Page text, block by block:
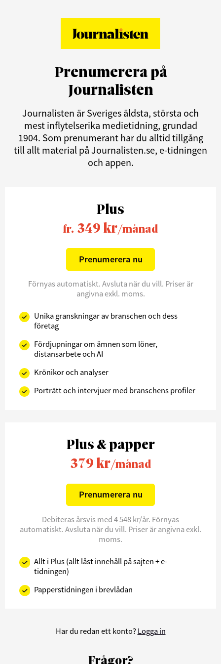
Prenumerera på
Journalisten
Journalisten är Sveriges äldsta, största och
mest inflytelserika medietidning, grundad
1904. Som prenumerant har du alltid tillgång
till allt material på Journalisten.se, e-tidningen
och appen.
Plus
fr. 349 kr/månad
Prenumerera nu
Förnyas automatiskt. Avsluta när du vill. Priser är
angivna exkl. moms.
Unika granskningar av branschen och dess
företag
Fördjupningar om ämnen som löner,
distansarbete och AI
Krönikor och analyser
Porträtt och intervjuer med branschens profiler
Plus & papper
379 kr/månad
Prenumerera nu
Debiteras årsvis med 4 548 kr/år. Förnyas
automatiskt. Avsluta när du vill. Priser är angivna exkl.
moms.
Allt i Plus (allt låst innehåll på sajten + e-
tidningen)
Papperstidningen i brevlådan
Har du redan ett konto? Logga in
Frågor?